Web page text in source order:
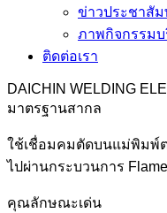
ข่าวประชาสั
ภาพกิจกรรม
ติดต่อเรา
DAICHIN WELDING
มาตรฐานสากล
ใช้เชื่อมคมตัดบนแม่พิมพ์ต
ไปผ่านกระบวนการ
คุณลักษณะเด่น